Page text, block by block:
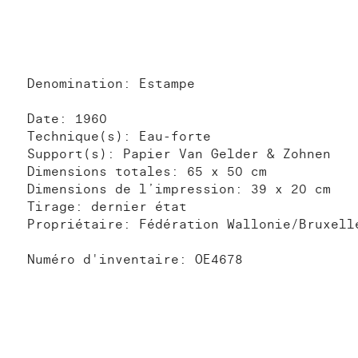
Denomination: Estampe
Date: 1960
Technique(s): Eau-forte
Support(s): Papier Van Gelder & Zohnen
Dimensions totales: 65 x 50 cm
Dimensions de l’impression: 39 x 20 cm
Tirage: dernier état
Propriétaire: Fédération Wallonie/
Numéro d'inventaire: OE4678